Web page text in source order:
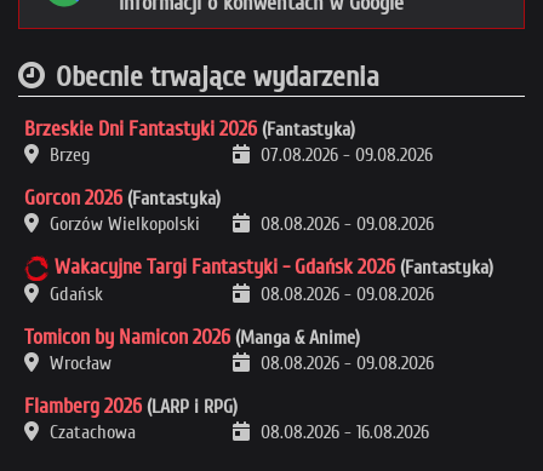
Obecnie trwające wydarzenia
Brzeskie Dni Fantastyki 2026 (Fantastyka)
Brzeg
07.08.2026 - 09.08.2026
Gorcon 2026 (Fantastyka)
Gorzów Wielkopolski
08.08.2026 - 09.08.2026
Wakacyjne Targi Fantastyki - Gdańsk 2026 (Fantastyka)
Gdańsk
08.08.2026 - 09.08.2026
Tomicon by Namicon 2026 (Manga & Anime)
Wrocław
08.08.2026 - 09.08.2026
Flamberg 2026 (LARP i RPG)
Czatachowa
08.08.2026 - 16.08.2026